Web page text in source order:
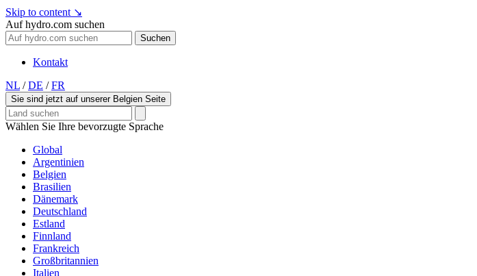
Skip to content ↘
Auf hydro.com suchen
Suchen
Kontakt
NL / DE / FR
Sie sind jetzt auf unserer Belgien Seite
Wählen Sie Ihre bevorzugte Sprache
Global
Argentinien
Belgien
Brasilien
Dänemark
Deutschland
Estland
Finnland
Frankreich
Großbritannien
Italien